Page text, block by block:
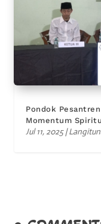
Pondok
Momentum
Jul 11, 2025|